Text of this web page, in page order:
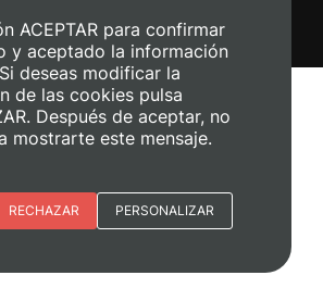
Avís legal
Política de cookies
Gestiona les galetes
ACEPTAR para confirmar
y aceptado la información
deseas modificar la
de las cookies pulsa
Después de aceptar, no
mostrarte este mensaje.
RECHAZAR PERSONALIZAR